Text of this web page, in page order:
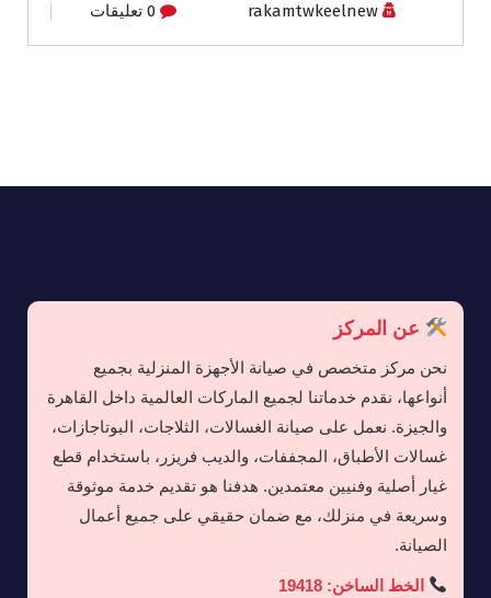
rakamtwkeelnew 0 تعليقات
عن المركز
نحن مركز متخصص في صيانة الأجهزة المنزلية بجميع
أنواعها، نقدم خدماتنا لجميع الماركات العالمية داخل القاهرة
والجيزة. نعمل على صيانة الغسالات، الثلاجات، البوتاجازات،
غسالات الأطباق، المجففات، والديب فريزر، باستخدام قطع
غيار أصلية وفنيين معتمدين. هدفنا هو تقديم خدمة موثوقة
وسريعة في منزلك، مع ضمان حقيقي على جميع أعمال
الصيانة.
الخط الساخن: 19418